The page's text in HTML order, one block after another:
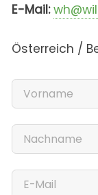
E-Mail:
Österreich /